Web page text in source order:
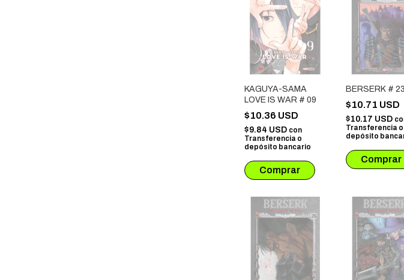
KAGUYA-SAMA
LOVE IS WAR # 09
$10.36 USD
$9.84 USD con
Transferencia o
depósito bancario
BERSERK # 23
$10.71 USD
$10.17 USD
Transferencia o
depósito